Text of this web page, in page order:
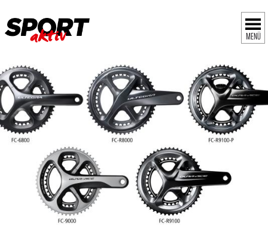
MENÜ